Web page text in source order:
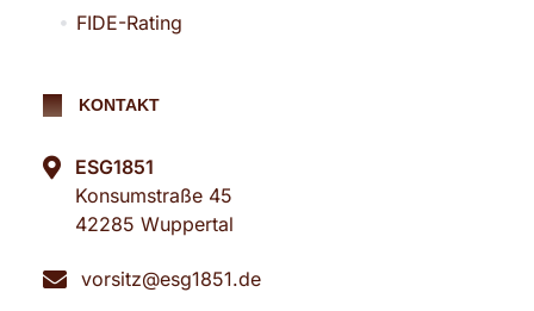
FIDE-Rating
KONTAKT
ESG1851
Konsumstraße 45
42285 Wuppertal
vorsitz@esg1851.de